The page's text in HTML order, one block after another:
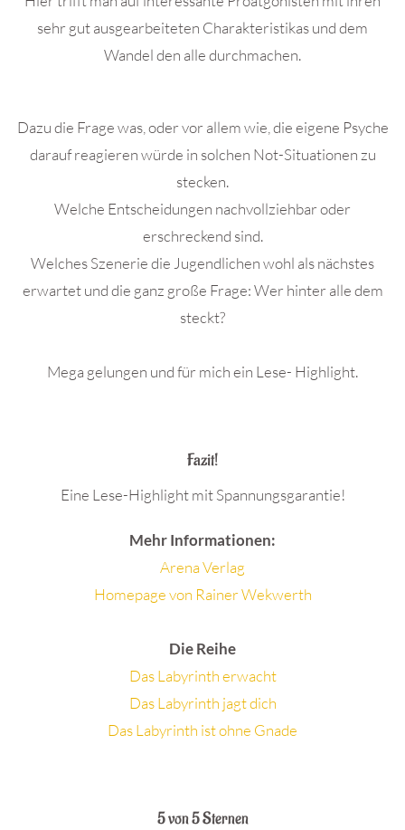
sehr gut ausgearbeiteten Charakteristikas und dem
Wandel den alle durchmachen.
Dazu die Frage was, oder vor allem wie, die eigene Psyche
darauf reagieren würde in solchen Not-Situationen zu
stecken.
Welche Entscheidungen nachvollziehbar oder
erschreckend sind.
Welches Szenerie die Jugendlichen wohl als nächstes
erwartet und die ganz große Frage: Wer hinter alle dem
steckt?
Mega gelungen und für mich ein Lese- Highlight.
Fazit!
Eine Lese-Highlight mit Spannungsgarantie!
Mehr Informationen:
Arena Verlag
Homepage von Rainer Wekwerth
Die Reihe
Das Labyrinth erwacht
Das Labyrinth jagt dich
Das Labyrinth ist ohne Gnade
5 von 5 Sternen